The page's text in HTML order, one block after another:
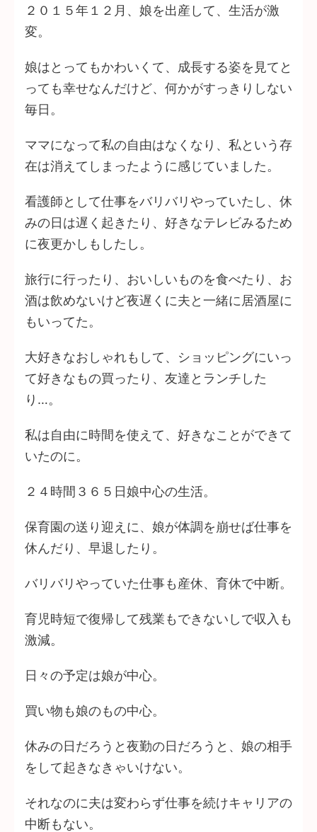
２０１５年１２月、娘を出産して、生活が激
変。
娘はとってもかわいくて、成長する姿を見てと
っても幸せなんだけど、何かがすっきりしない
毎日。
ママになって私の自由はなくなり、私という存
在は消えてしまったように感じていました。
看護師として仕事をバリバリやっていたし、休
みの日は遅く起きたり、好きなテレビみるため
に夜更かしもしたし。
旅行に行ったり、おいしいものを食べたり、お
酒は飲めないけど夜遅くに夫と一緒に居酒屋に
もいってた。
大好きなおしゃれもして、ショッピングにいっ
て好きなもの買ったり、友達とランチした
り…。
私は自由に時間を使えて、好きなことができて
いたのに。
２４時間３６５日娘中心の生活。
保育園の送り迎えに、娘が体調を崩せば仕事を
休んだり、早退したり。
バリバリやっていた仕事も産休、育休で中断。
育児時短で復帰して残業もできないしで収入も
激減。
日々の予定は娘が中心。
買い物も娘のもの中心。
休みの日だろうと夜勤の日だろうと、娘の相手
をして起きなきゃいけない。
それなのに夫は変わらず仕事を続けキャリアの
中断もない。